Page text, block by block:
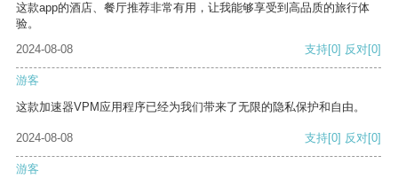
这款app的酒店、餐厅推荐非常有用，让我能够享受到高品质的旅行体
验。
2024-08-08
支持[0] 反对[0]
游客
这款加速器VPM应用程序已经为我们带来了无限的隐私保护和自由。
2024-08-08 支持[0] 反对[0]
游客